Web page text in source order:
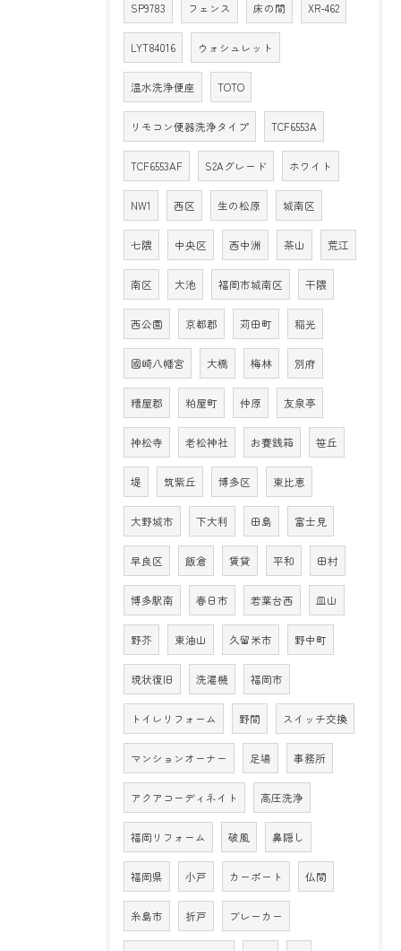
SP9783 フェンス 床の間 XR-462
LYT84016 ウォシュレット
温水洗浄便座 TOTO
リモコン便器洗浄タイプ TCF6553A
TCF6553AF S2Aグレード ホワイト
NW1 西区 生の松原 城南区
七隈 中央区 西中洲 茶山 荒江
南区 大池 福岡市城南区 干隈
西公園 京都郡 苅田町 稲光
國崎八幡宮 大橋 梅林 別府
糟屋郡 粕屋町 仲原 友泉亭
神松寺 老松神社 お賽銭箱 笹丘
堤 筑紫丘 博多区 東比恵
大野城市 下大利 田島 富士見
早良区 飯倉 賃貸 平和 田村
博多駅南 春日市 若葉台西 皿山
野芥 東油山 久留米市 野中町
現状復旧 洗濯機 福岡市
トイレリフォーム 野間 スイッチ交換
マンションオーナー 足場 事務所
アクアコーディネイト 高圧洗浄
福岡リフォーム 破風 鼻隠し
福岡県 小戸 カーポート 仏間
糸島市 折戸 ブレーカー